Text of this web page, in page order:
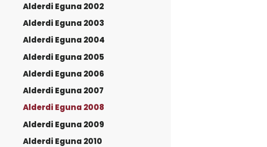
Alderdi Eguna 2002
Alderdi Eguna 2003
Alderdi Eguna 2004
Alderdi Eguna 2005
Alderdi Eguna 2006
Alderdi Eguna 2007
Alderdi Eguna 2008
Alderdi Eguna 2009
Alderdi Eguna 2010